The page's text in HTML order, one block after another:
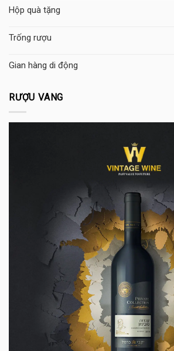
Hộp quà tặng
Trống rượu
Gian hàng di động
RƯỢU VANG